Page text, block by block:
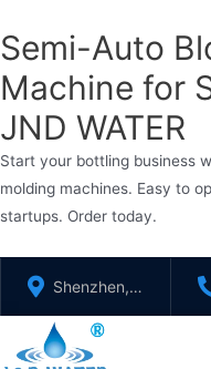
Semi-Auto
Machine for
JND WATER
Start your bottling business
molding machines. Easy to
startups. Order today.
contenu
Shenzhen,
GuangDong,
Chine